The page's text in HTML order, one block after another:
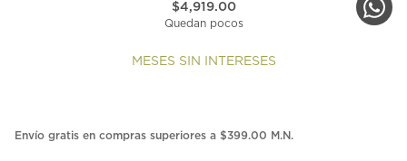
$4,919.00
Quedan pocos
MESES SIN INTERESES
Envío gratis en compras superiores a $399.00 M.N.